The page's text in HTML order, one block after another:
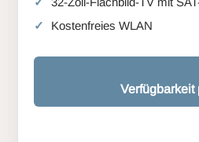
Kostenfreies WLAN
Verfügbarkeit